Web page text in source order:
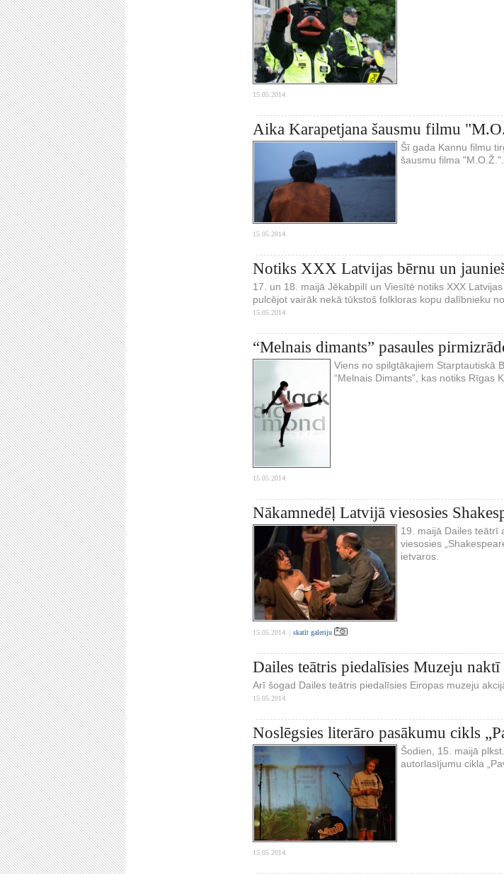
15.05.2014.
Aika Karapetjana šausmu filmu
Šī gada Kannu filmu
šausmu filma "M.O.Ž.".
15.05.2014.
Notiks XXX Latvijas bērnu un
17. un 18. maijā Jēkabpilī un Viesītē notiks XXX
pulcējot vairāk nekā tūkstoš folkloras kopu dalībnieku
15.05.2014.
“Melnais dimants” pasaules
Viens no spilgtākajiem Starptautiskā
“Melnais Dimants”, kas notiks Rīgas
15.05.2014.
Nākamnedēļ Latvijā viesosies
19. maijā Dailes teātrī
viesosies
ietvaros.
15.05.2014. | skatīt galeriju
Dailes teātris piedalīsies Muzeju naktī
Arī šogad Dailes teātris piedalīsies Eiropas muzeju
15.05.2014.
Noslēgsies literāro pasākumu cikls
Šodien, 15. maijā
autorlasījumu cikla
15.05.2014.